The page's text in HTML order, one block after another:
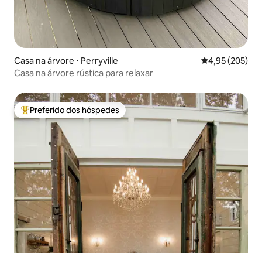
Casa na árvore ⋅ Perryville 4,95 de uma
4,95 (205)
Casa na árvore rústica para relaxar
Entre os melhores preferidos dos hóspedes
Preferido dos hóspedes